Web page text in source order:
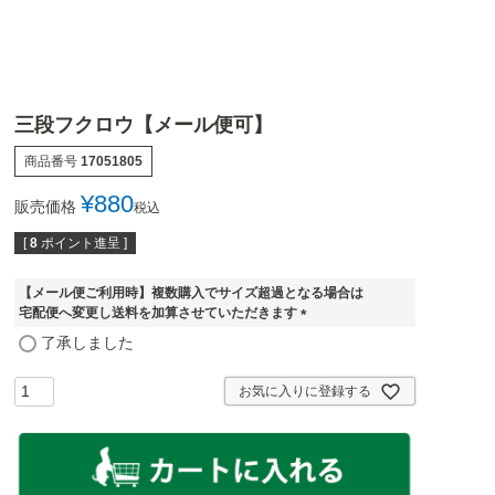
三段フクロウ【メール便可】
商品番号 17051805
販売価格 ¥880税込
[ 8 ポイント進呈 ]
【メール便ご利用時】複数購入でサイズ超過となる場合は
宅配便へ変更し送料を加算させていただきます
須
)
了承しました
お気に入りに登録する